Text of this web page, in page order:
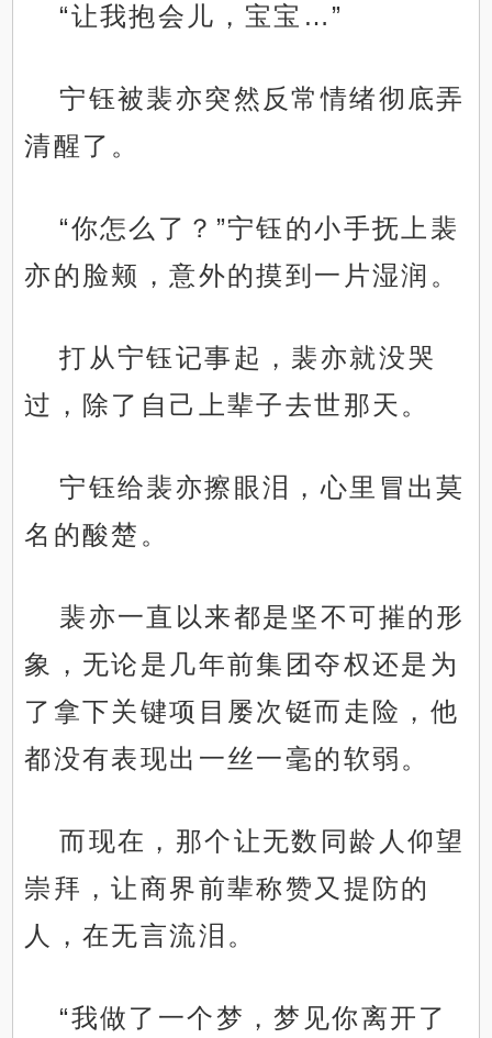
“让我抱会儿，宝宝…”
宁钰被裴亦突然反常情绪彻底弄
清醒了。
“你怎么了？”宁钰的小手抚上裴
亦的脸颊，意外的摸到一片湿润。
打从宁钰记事起，裴亦就没哭
过，除了自己上辈子去世那天。
宁钰给裴亦擦眼泪，心里冒出莫
名的酸楚。
裴亦一直以来都是坚不可摧的形
象，无论是几年前集团夺权还是为
了拿下关键项目屡次铤而走险，他
都没有表现出一丝一毫的软弱。
而现在，那个让无数同龄人仰望
崇拜，让商界前辈称赞又提防的
人，在无言流泪。
“我做了一个梦，梦见你离开了